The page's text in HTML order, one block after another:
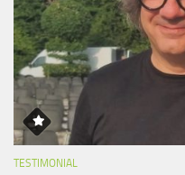
TESTIMONIAL